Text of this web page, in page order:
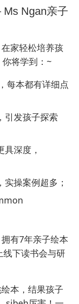
Ngan亲子
家轻松培养孩
将学到：~
每本都有详细点
引发孩子探索
深度，
操案例超多；
有7年亲子绘本
下读书会与研
本，结果孩子